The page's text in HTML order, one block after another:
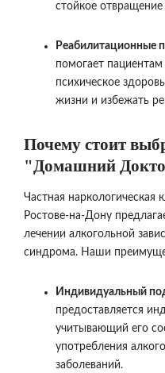
стойкое
Реабилитационные
помогает пациентам
психическое
жизни и избежать
Почему стоит
"Домашний
Частная
Ростове-на-Дону
лечении алкогольной
синдрома. Наши
Индивидуальный
предоставляется
учитывающий его
употребления
заболеваний.